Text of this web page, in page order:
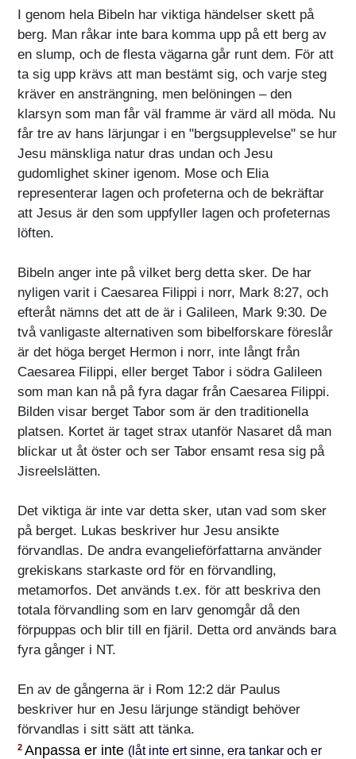
I genom hela Bibeln har viktiga händelser skett på
berg. Man råkar inte bara komma upp på ett berg av
en slump, och de flesta vägarna går runt dem. För att
ta sig upp krävs att man bestämt sig, och varje steg
kräver en ansträngning, men belöningen – den
klarsyn som man får väl framme är värd all möda. Nu
får tre av hans lärjungar i en "bergsupplevelse" se hur
Jesu mänskliga natur dras undan och Jesu
gudomlighet skiner igenom. Mose och Elia
representerar lagen och profeterna och de bekräftar
att Jesus är den som uppfyller lagen och profeternas
löften.
Bibeln anger inte på vilket berg detta sker. De har
nyligen varit i Caesarea Filippi i norr, Mark 8:27, och
efteråt nämns det att de är i Galileen, Mark 9:30. De
två vanligaste alternativen som bibelforskare föreslår
är det höga berget Hermon i norr, inte långt från
Caesarea Filippi, eller berget Tabor i södra Galileen
som man kan nå på fyra dagar från Caesarea Filippi.
Bilden visar berget Tabor som är den traditionella
platsen. Kortet är taget strax utanför Nasaret då man
blickar ut åt öster och ser Tabor ensamt resa sig på
Jisreelslätten.
Det viktiga är inte var detta sker, utan vad som sker
på berget. Lukas beskriver hur Jesu ansikte
förvandlas. De andra evangelieförfattarna använder
grekiskans starkaste ord för en förvandling,
metamorfos. Det används t.ex. för att beskriva den
totala förvandling som en larv genomgår då den
förpuppas och blir till en fjäril. Detta ord används bara
fyra gånger i NT.
En av de gångerna är i Rom 12:2 där Paulus
beskriver hur en Jesu lärjunge ständigt behöver
förvandlas i sitt sätt att tänka.
2 Anpassa er inte (låt inte ert sinne, era tankar och er